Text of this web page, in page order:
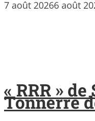
7 août 20266 août
« RRR »
Tonnerre